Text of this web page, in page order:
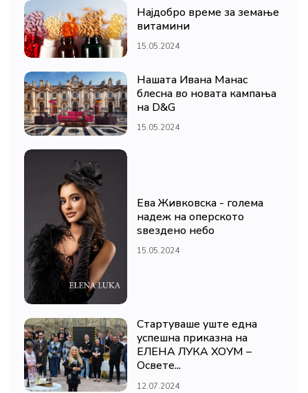
Најдобро време за земање
витамини
15.05.2024
Нашата Ивана Манас
блесна во новата кампања
на D&G
15.05.2024
Ева Живковска - голема
надеж на оперското
ѕвездено небо
15.05.2024
Стартуваше уште една
успешна приказна на
ЕЛЕНА ЛУКА ХОУМ –
Освете...
12.07.2024